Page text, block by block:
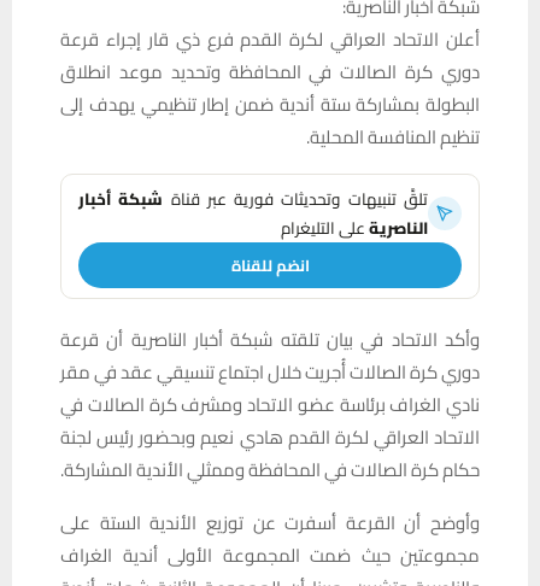
شبكة أخبار الناصرية:
أعلن الاتحاد العراقي لكرة القدم فرع ذي قار إجراء قرعة
دوري كرة الصالات في المحافظة وتحديد موعد انطلاق
البطولة بمشاركة ستة أندية ضمن إطار تنظيمي يهدف إلى
تنظيم المنافسة المحلية.
تلقَّ تنبيهات وتحديثات فورية عبر قناة شبكة أخبار
الناصريةعلى التليغرام
انضم للقناة
وأكد الاتحاد في بيان تلقته شبكة أخبار الناصرية أن قرعة
دوري كرة الصالات أُجريت خلال اجتماع تنسيقي عقد في مقر
نادي الغراف برئاسة عضو الاتحاد ومشرف كرة الصالات في
الاتحاد العراقي لكرة القدم هادي نعيم وبحضور رئيس لجنة
حكام كرة الصالات في المحافظة وممثلي الأندية المشاركة.
وأوضح أن القرعة أسفرت عن توزيع الأندية الستة على
مجموعتين حيث ضمت المجموعة الأولى أندية الغراف